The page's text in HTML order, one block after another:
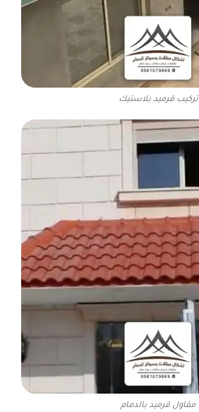
تركيب قرميد بلاستيك
مقاول قرميد بالدمام